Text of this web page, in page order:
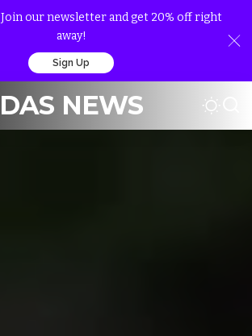
Join our newsletter and get 20% off right
away!
Sign Up
DAS NEWS